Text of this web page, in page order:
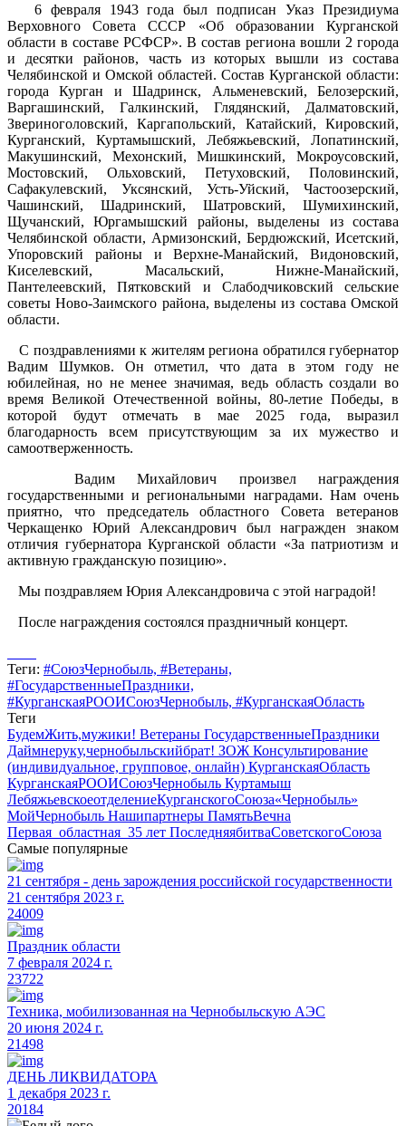
6 февраля 1943 года был подписан Указ Президиума
Верховного Совета СССР «Об образовании Курганской
области в составе РСФСР». В состав региона вошли 2 города
и десятки районов, часть из которых вышли из состава
Челябинской и Омской областей. Состав Курганской области:
города Курган и Шадринск, Альменевский, Белозерский,
Варгашинский, Галкинский, Глядянский, Далматовский,
Звериноголовский, Каргапольский, Катайский, Кировский,
Курганский, Куртамышский, Лебяжьевский, Лопатинский,
Макушинский, Мехонский, Мишкинский, Мокроусовский,
Мостовский, Ольховский, Петуховский, Половинский,
Сафакулевский, Уксянский, Усть-Уйский, Частоозерский,
Чашинский, Шадринский, Шатровский, Шумихинский,
Щучанский, Юргамышский районы, выделены из состава
Челябинской области, Армизонский, Бердюжский, Исетский,
Упоровский районы и Верхне-Манайский, Видоновский,
Киселевский, Масальский, Нижне-Манайский,
Пантелеевский, Пятковский и Слабодчиковский сельские
советы Ново-Заимского района, выделены из состава Омской
области.
С поздравлениями к жителям региона обратился губернатор
Вадим Шумков. Он отметил, что дата в этом году не
юбилейная, но не менее значимая, ведь область создали во
время Великой Отечественной войны, 80-летие Победы, в
которой будут отмечать в мае 2025 года, выразил
благодарность всем присутствующим за их мужество и
самоотверженность.
Вадим Михайлович произвел награждения
государственными и региональными наградами. Нам очень
приятно, что председатель областного Совета ветеранов
Черкащенко Юрий Александрович был награжден знаком
отличия губернатора Курганской области «За патриотизм и
активную гражданскую позицию».
Мы поздравляем Юрия Александровича с этой наградой!
После награждения состоялся праздничный концерт.
Теги: #СоюзЧернобыль, #Ветераны,
#ГосударственныеПраздники,
#КурганскаяРООИСоюзЧернобыль, #КурганскаяОбласть
Теги
БудемЖить,мужики! Ветераны ГосударственныеПраздники
Даймнеруку,чернобыльскийбрат! ЗОЖ Консультирование
(индивидуальное, групповое, онлайн) КурганскаяОбласть
КурганскаяРООИСоюзЧернобыль Куртамыш
ЛебяжьевскоеотделениеКурганскогоСоюза«Чернобыль»
МойЧернобыль Нашипартнеры ПамятьВечна
Первая_областная_35 лет ПоследняябитваСоветскогоСоюза
Самые популярные
21 сентября - день зарождения российской государственности
21 сентября 2023 г.
24009
Праздник области
7 февраля 2024 г.
23722
Техника, мобилизованная на Чернобыльскую АЭС
20 июня 2024 г.
21498
ДЕНЬ ЛИКВИДАТОРА
1 декабря 2023 г.
20184